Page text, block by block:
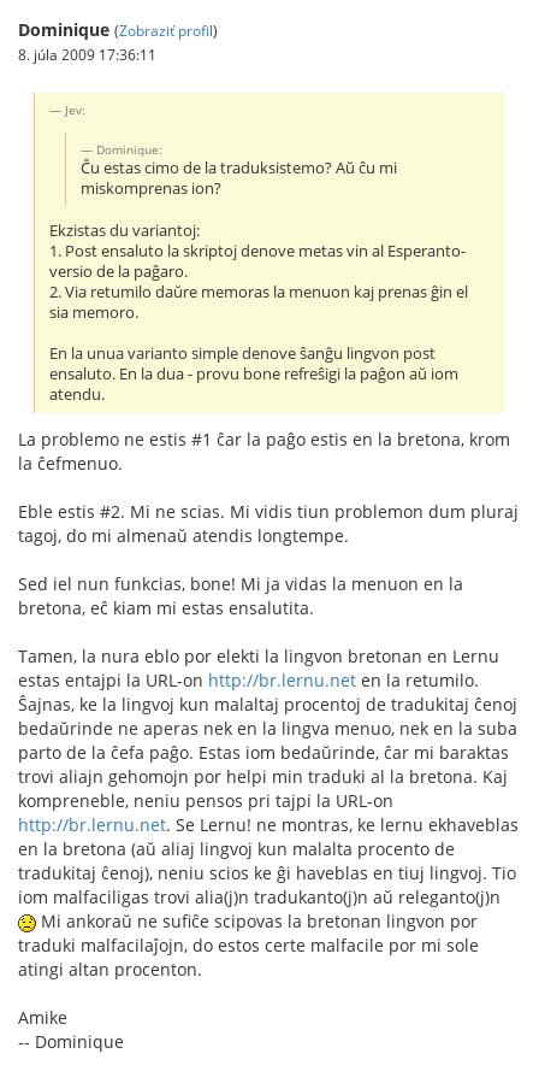
Dominique (Zobraziť profil)
8. júla 2009 17:36:11
Jev:
Dominique:
Ĉu estas cimo de la traduksistemo? Aŭ ĉu mi
miskomprenas ion?
Ekzistas du variantoj:
1. Post ensaluto la skriptoj denove metas vin al Esperanto-
versio de la paĝaro.
2. Via retumilo daŭre memoras la menuon kaj prenas ĝin el
sia memoro.
En la unua varianto simple denove ŝanĝu lingvon post
ensaluto. En la dua - provu bone refreŝigi la paĝon aŭ iom
atendu.
La problemo ne estis #1 ĉar la paĝo estis en la bretona, krom
la ĉefmenuo.
Eble estis #2. Mi ne scias. Mi vidis tiun problemon dum pluraj
tagoj, do mi almenaŭ atendis longtempe.
Sed iel nun funkcias, bone! Mi ja vidas la menuon en la
bretona, eĉ kiam mi estas ensalutita.
Tamen, la nura eblo por elekti la lingvon bretonan en Lernu
estas entajpi la URL-on http://br.lernu.net en la retumilo.
Ŝajnas, ke la lingvoj kun malaltaj procentoj de tradukitaj ĉenoj
bedaŭrinde ne aperas nek en la lingva menuo, nek en la suba
parto de la ĉefa paĝo. Estas iom bedaŭrinde, ĉar mi baraktas
trovi aliajn gehomojn por helpi min traduki al la bretona. Kaj
kompreneble, neniu pensos pri tajpi la URL-on
http://br.lernu.net. Se Lernu! ne montras, ke lernu ekhaveblas
en la bretona (aŭ aliaj lingvoj kun malalta procento de
tradukitaj ĉenoj), neniu scios ke ĝi haveblas en tiuj lingvoj. Tio
iom malfaciligas trovi alia(j)n tradukanto(j)n aŭ releganto(j)n
Mi ankoraŭ ne sufiĉe scipovas la bretonan lingvon por
traduki malfacilaĵojn, do estos certe malfacile por mi sole
atingi altan procenton.
Amike
-- Dominique